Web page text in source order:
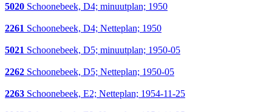
5020 Schoonebeek, D4; minuutplan; 1950
2261 Schoonebeek, D4; Netteplan; 1950
5021 Schoonebeek, D5; minuutplan; 1950-05
2262 Schoonebeek, D5; Netteplan; 1950-05
2263 Schoonebeek, E2; Netteplan; 1954-11-25